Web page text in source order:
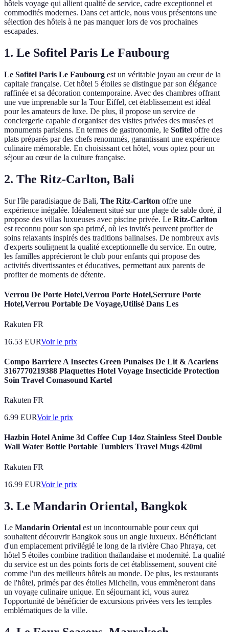
hôtels voyage qui allient qualité de service, cadre exceptionnel et
commodités modernes. Dans cet article, nous vous présentons une
sélection des hôtels à ne pas manquer lors de vos prochaines
escapades.
1. Le Sofitel Paris Le Faubourg
Le Sofitel Paris Le Faubourg est un véritable joyau au cœur de la
capitale française. Cet hôtel 5 étoiles se distingue par son élégance
raffinée et sa décoration contemporaine. Avec des chambres offrant
une vue imprenable sur la Tour Eiffel, cet établissement est idéal
pour les amateurs de luxe. De plus, il propose un service de
conciergerie capable d'organiser des visites privées des musées et
monuments parisiens. En termes de gastronomie, le Sofitel offre des
plats préparés par des chefs renommés, garantissant une expérience
culinaire mémorable. En choisissant cet hôtel, vous optez pour un
séjour au cœur de la culture française.
2. The Ritz-Carlton, Bali
Sur l'île paradisiaque de Bali, The Ritz-Carlton offre une
expérience inégalée. Idéalement situé sur une plage de sable doré, il
propose des villas luxueuses avec piscine privée. Le Ritz-Carlton
est reconnu pour son spa primé, où les invités peuvent profiter de
soins relaxants inspirés des traditions balinaises. De nombreux avis
d'experts soulignent la qualité exceptionnelle du service. En outre,
les familles apprécieront le club pour enfants qui propose des
activités divertissantes et éducatives, permettant aux parents de
profiter de moments de détente.
Verrou De Porte Hotel,Verrou Porte Hotel,Serrure Porte
Hotel,Verrou Portable De Voyage,Utilisé Dans Les
Rakuten FR
16.53 EURVoir le prix
Compo Barriere A Insectes Green Punaises De Lit & Acariens
3167770219388 Plaquettes Hotel Voyage Insecticide Protection
Soin Travel Comasound Kartel
Rakuten FR
6.99 EURVoir le prix
Hazbin Hotel Anime 3d Coffee Cup 14oz Stainless Steel Double
Wall Water Bottle Portable Tumblers Travel Mugs 420ml
Rakuten FR
16.99 EURVoir le prix
3. Le Mandarin Oriental, Bangkok
Le Mandarin Oriental est un incontournable pour ceux qui
souhaitent découvrir Bangkok sous un angle luxueux. Bénéficiant
d'un emplacement privilégié le long de la rivière Chao Phraya, cet
hôtel 5 étoiles combine tradition thaïlandaise et modernité. La qualité
du service est un des points forts de cet établissement, souvent cité
comme l'un des meilleurs hôtels au monde. De plus, les restaurants
de l'hôtel, primés par des étoiles Michelin, vous emmèneront dans
un voyage culinaire unique. En séjournant ici, vous aurez
l'opportunité de bénéficier de excursions privées vers les temples
emblématiques de la ville.